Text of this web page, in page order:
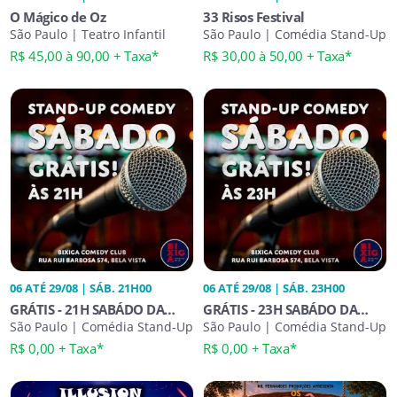
O Mágico de Oz
São Paulo | Teatro Infantil
R$ 45,00 à 90,00 + Taxa*
33 Risos Festival
São Paulo | Comédia Stand-Up
R$ 30,00 à 50,00 + Taxa*
06 ATÉ 29/08 | SÁB. 21H00
GRÁTIS - 21H SABÁDO DA
COMÉDIA STAND-UP
São Paulo | Comédia Stand-Up
R$ 0,00 + Taxa*
06 ATÉ 29/08 | SÁB. 23H00
GRÁTIS - 23H SABÁDO DA
COMÉDIA STAND-UP
São Paulo | Comédia Stand-Up
R$ 0,00 + Taxa*